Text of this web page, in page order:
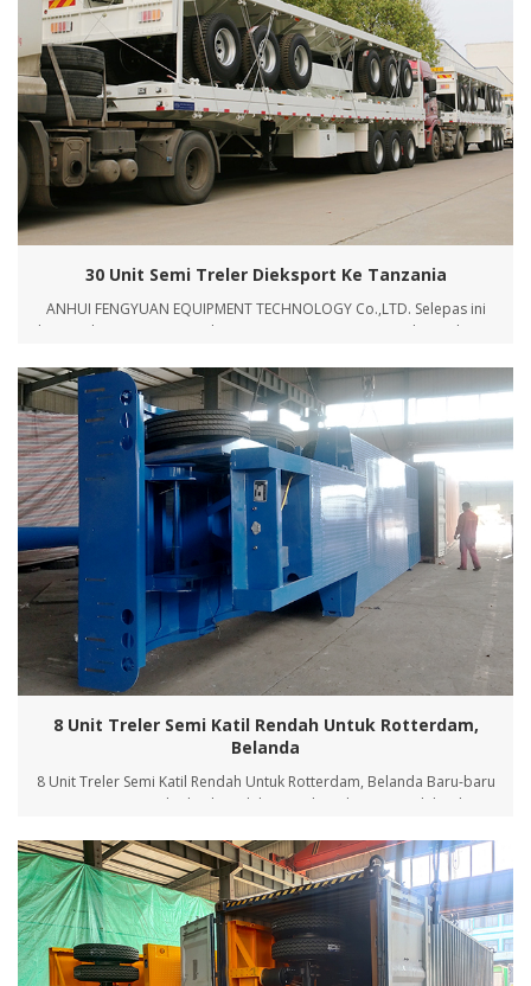
30 Unit Semi Treler Dieksport Ke Tanzania
ANHUI FENGYUAN EQUIPMENT TECHNOLOGY Co.,LTD. Selepas ini
dipanggil "FengYuan" Syarikat FengYuan 30 Unit Semi Treler Dieksport
Gandar Gambar Penghantaran Semi Treler Katil Rendah 3 Gandar
8 Unit Treler Semi Katil Rendah Untuk Rotterdam,
Belanda
8 Unit Treler Semi Katil Rendah Untuk Rotterdam, Belanda Baru-baru
ini, 8 unit semi treler katil rendah yang ditandatangani oleh rakan
Rotterdam, Belanda, sedang dalam penghantaran panas. Ini juga
menunjukkan bahawa produk separa trel...